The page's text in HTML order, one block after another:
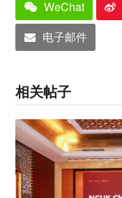
WeChat
电子邮件
相关帖子